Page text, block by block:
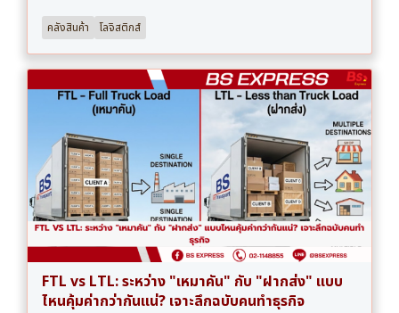
คลังสินค้า โลจิสติกส์
FTL vs LTL: ระหว่าง "เหมาคัน" กับ "ฝากส่ง" แบบ
ไหนคุ้มค่ากว่ากันแน่? เจาะลึกฉบับคนทำธุรกิจ